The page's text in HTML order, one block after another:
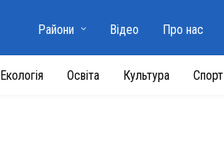
Екологія Освіта Культура Спорт
Райони Відео Про нас